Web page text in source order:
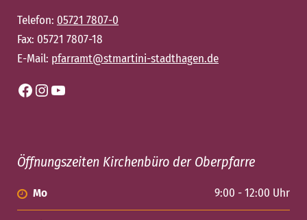
Telefon: 05721 7807-0
Fax: 05721 7807-18
E-Mail: pfarramt@stmartini-stadthagen.de
Facebook Instagram YouTube
Öffnungszeiten Kirchenbüro der Oberpfarre
Mo 9:00 - 12:00 Uhr